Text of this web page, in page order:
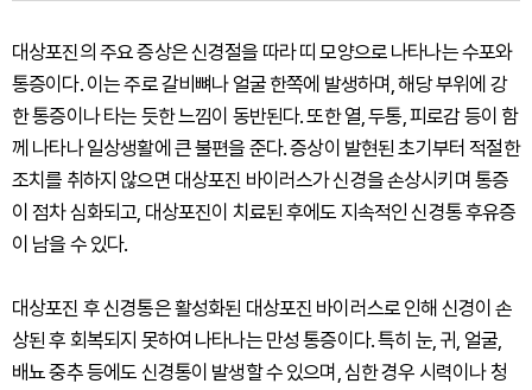
대상포진의 주요 증상은 신경절을 따라 띠 모양으로 나타나는 수포와
통증이다. 이는 주로 갈비뼈나 얼굴 한쪽에 발생하며, 해당 부위에 강
한 통증이나 타는 듯한 느낌이 동반된다. 또한 열, 두통, 피로감 등이 함
께 나타나 일상생활에 큰 불편을 준다. 증상이 발현된 초기부터 적절한
조치를 취하지 않으면 대상포진 바이러스가 신경을 손상시키며 통증
이 점차 심화되고, 대상포진이 치료된 후에도 지속적인 신경통 후유증
이 남을 수 있다.
대상포진 후 신경통은 활성화된 대상포진 바이러스로 인해 신경이 손
상된 후 회복되지 못하여 나타나는 만성 통증이다. 특히 눈, 귀, 얼굴,
배뇨 중추 등에도 신경통이 발생할 수 있으며, 심한 경우 시력이나 청